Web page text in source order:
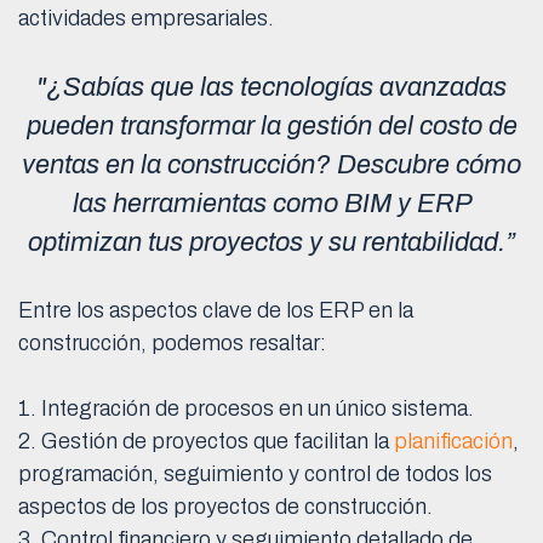
actividades empresariales.
"¿Sabías que las tecnologías avanzadas
pueden transformar la gestión del costo de
ventas en la construcción? Descubre cómo
las herramientas como BIM y ERP
optimizan tus proyectos y su rentabilidad.”
Entre los aspectos clave de los ERP en la
construcción, podemos resaltar:
1. Integración de procesos en un único sistema.
2. Gestión de proyectos que facilitan la planificación,
programación, seguimiento y control de todos los
aspectos de los proyectos de construcción.